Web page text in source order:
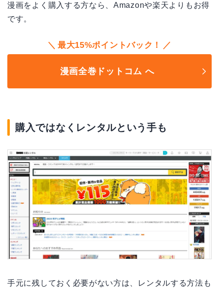
漫画をよく購入する方なら、Amazonや楽天よりもお得
です。
最大15%ポイントバック！
漫画全巻ドットコム へ
購入ではなくレンタルという手も
手元に残しておく必要がない方は、レンタルする方法も